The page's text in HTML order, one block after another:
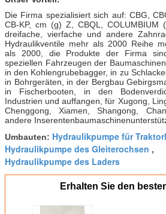
Die Firma spezialisiert sich auf: CBG,
CB-KP, cm (g) Z, CBQL, COLUMBIUM
dreifache, vierfache und andere
Hydraulikventile mehr als 2000 Reihe
als 2000, die Produkte der Firma
speziellen Fahrzeugen der
in den Kohlengrubebagger, in zu
in Bohrgeräten, in der Bergbau
in Fischerbooten, in den
Industrien und auffangen, für Xugong,
Chenggong, Xiamen, Shangong,
andere
Umbauten: Hydraulikpumpe für
Hydraulikpumpe des Gleiterochsen ,
Hydraulikpumpe des Laders
Erhalten Sie den